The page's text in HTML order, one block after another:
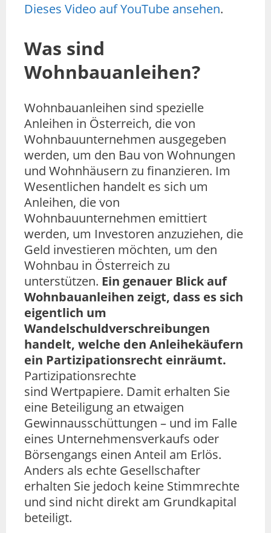
Dieses Video auf YouTube ansehen.
Was sind
Wohnbauanleihen?
Wohnbauanleihen sind spezielle
Anleihen in Österreich, die von
Wohnbauunternehmen ausgegeben
werden, um den Bau von Wohnungen
und Wohnhäusern zu finanzieren. Im
Wesentlichen handelt es sich um
Anleihen, die von
Wohnbauunternehmen emittiert
werden, um Investoren anzuziehen, die
Geld investieren möchten, um den
Wohnbau in Österreich zu
unterstützen. Ein genauer Blick auf
Wohnbauanleihen zeigt, dass es sich
eigentlich um
Wandelschuldverschreibungen
handelt, welche den Anleihekäufern
ein Partizipationsrecht einräumt.
Partizipationsrechte
sind Wertpapiere. Damit erhalten Sie
eine Beteiligung an etwaigen
Gewinnausschüttungen – und im Falle
eines Unternehmensverkaufs oder
Börsengangs einen Anteil am Erlös.
Anders als echte Gesellschafter
erhalten Sie jedoch keine Stimmrechte
und sind nicht direkt am Grundkapital
beteiligt.